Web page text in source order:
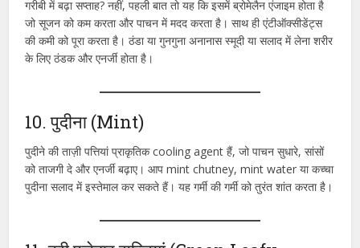
गरीबी में बढ़ा सप्‍ताह? नहीं, पहली बात तो यह कि इसमें ब्रोमेलैन एंजाइम होता है
जो सूजन को कम करता और पाचन में मदद करता है। साथ ही एंटीऑक्सीडेंट्स
की कमी को पूरा करता है। ठंडा या गुनगुना अनानास स्मूदी या सलाद में लेना शरीर
के लिए ठंडक और एनर्जी होता है।
10. पुदीना (Mint)
पुदीने की ताज़ी पत्तियां प्राकृतिक cooling agent हैं, जो पाचन सुधारे, सांसों
को ताजगी दे और एनर्जी बढ़ाए। आप mint chutney, mint water या कच्चा
पुदीना सलाद में इस्तेमाल कर सकते हैं। यह गर्मी की गर्मी को तुरंत शांत करता है।